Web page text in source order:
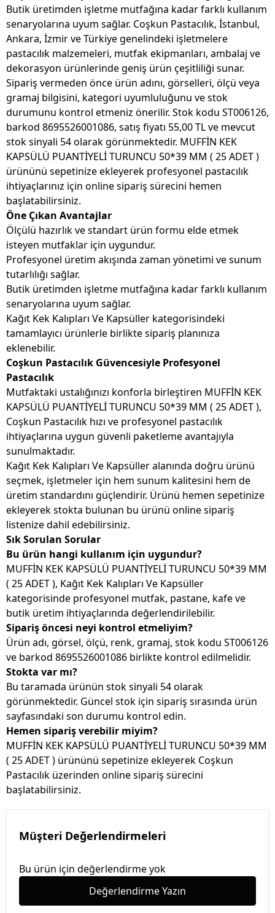
Butik üretimden işletme mutfağına kadar farklı kullanım
senaryolarına uyum sağlar. Coşkun Pastacılık, İstanbul,
Ankara, İzmir ve Türkiye genelindeki işletmelere
pastacılık malzemeleri, mutfak ekipmanları, ambalaj ve
dekorasyon ürünlerinde geniş ürün çeşitliliği sunar.
Sipariş vermeden önce ürün adını, görselleri, ölçü veya
gramaj bilgisini, kategori uyumluluğunu ve stok
durumunu kontrol etmeniz önerilir. Stok kodu ST006126,
barkod 8695526001086, satış fiyatı 55,00 TL ve mevcut
stok sinyali 54 olarak görünmektedir. MUFFİN KEK
KAPSÜLÜ PUANTİYELİ TURUNCU 50*39 MM ( 25 ADET )
ürününü sepetinize ekleyerek profesyonel pastacılık
ihtiyaçlarınız için online sipariş sürecini hemen
başlatabilirsiniz.
Öne Çıkan Avantajlar
Ölçülü hazırlık ve standart ürün formu elde etmek
isteyen mutfaklar için uygundur.
Profesyonel üretim akışında zaman yönetimi ve sunum
tutarlılığı sağlar.
Butik üretimden işletme mutfağına kadar farklı kullanım
senaryolarına uyum sağlar.
Kağıt Kek Kalıpları Ve Kapsüller kategorisindeki
tamamlayıcı ürünlerle birlikte sipariş planınıza
eklenebilir.
Coşkun Pastacılık Güvencesiyle Profesyonel
Pastacılık
Mutfaktaki ustalığınızı konforla birleştiren MUFFİN KEK
KAPSÜLÜ PUANTİYELİ TURUNCU 50*39 MM ( 25 ADET ),
Coşkun Pastacılık hızı ve profesyonel pastacılık
ihtiyaçlarına uygun güvenli paketleme avantajıyla
sunulmaktadır.
Kağıt Kek Kalıpları Ve Kapsüller alanında doğru ürünü
seçmek, işletmeler için hem sunum kalitesini hem de
üretim standardını güçlendirir. Ürünü hemen sepetinize
ekleyerek stokta bulunan bu ürünü online sipariş
listenize dahil edebilirsiniz.
Sık Sorulan Sorular
Bu ürün hangi kullanım için uygundur?
MUFFİN KEK KAPSÜLÜ PUANTİYELİ TURUNCU 50*39 MM
( 25 ADET ), Kağıt Kek Kalıpları Ve Kapsüller
kategorisinde profesyonel mutfak, pastane, kafe ve
butik üretim ihtiyaçlarında değerlendirilebilir.
Sipariş öncesi neyi kontrol etmeliyim?
Ürün adı, görsel, ölçü, renk, gramaj, stok kodu ST006126
ve barkod 8695526001086 birlikte kontrol edilmelidir.
Stokta var mı?
Bu taramada ürünün stok sinyali 54 olarak
görünmektedir. Güncel stok için sipariş sırasında ürün
sayfasındaki son durumu kontrol edin.
Hemen sipariş verebilir miyim?
MUFFİN KEK KAPSÜLÜ PUANTİYELİ TURUNCU 50*39 MM
( 25 ADET ) ürününü sepetinize ekleyerek Coşkun
Pastacılık üzerinden online sipariş sürecini
başlatabilirsiniz.
Müşteri Değerlendirmeleri
Bu ürün için değerlendirme yok
Değerlendirme Yazın